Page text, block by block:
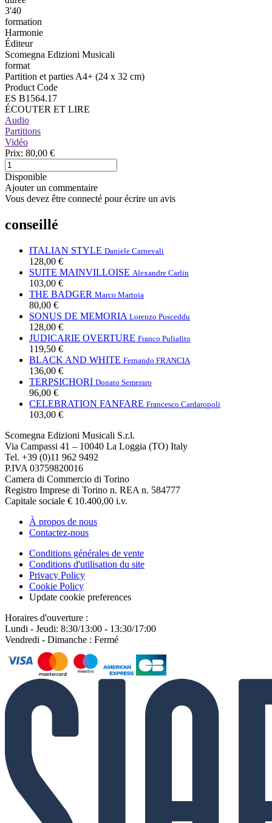
3'40
formation
Harmonie
Éditeur
Scomegna Edizioni Musicali
format
Partition et parties A4+ (24 x 32 cm)
Product Code
ES B1564.17
ÉCOUTER ET LIRE
Audio
Partitions
Vidéo
Prix: 80,00 €
Disponible
Ajouter un commentaire
Vous devez être connecté pour écrire un avis
conseillé
ITALIAN STYLE Daniele Carnevali
128,00 €
SUITE MAINVILLOISE Alexandre Carlin
103,00 €
THE BADGER Marco Martoia
80,00 €
SONUS DE MEMORIA Lorenzo Pusceddu
128,00 €
JUDICARIE OVERTURE Franco Puliafito
119,50 €
BLACK AND WHITE Fernando FRANCIA
136,00 €
TERPSICHORI Donato Semeraro
96,00 €
CELEBRATION FANFARE Francesco Cardaropoli
103,00 €
Scomegna Edizioni Musicali S.r.l.
Via Campassi 41 – 10040 La Loggia (TO) Italy
Tel. +39 (0)11 962 9492
P.IVA 03759820016
Camera di Commercio di Torino
Registro Imprese di Torino n. REA n. 584777
Capitale sociale € 10.400,00 i.v.
À propos de nous
Contactez-nous
Conditions générales de vente
Conditions d'utilisation du site
Privacy Policy
Cookie Policy
Update cookie preferences
Horaires d'ouverture :
Lundi - Jeudi: 8:30/13:00 - 13:30/17:00
Vendredi - Dimanche : Fermé